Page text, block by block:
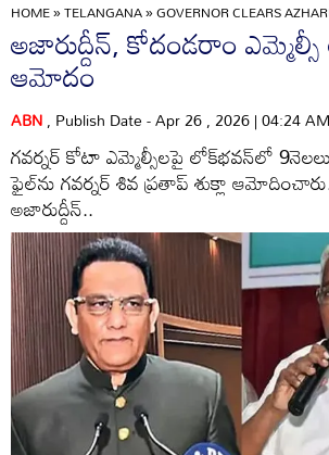
HOME»TELANGANA»GOVERNOR CLEARS
అజారుద్దీన్‌, కోదండరాం ఎమ్మెల్సీ
ఆమోదం
ABN, Publish Date - Apr 26 , 2026 | 04:24 AM
గవర్నర్‌ కోటా ఎమ్మెల్సీలపై లోక్‌భవన్‌లో
ఫైల్‌ను గవర్నర్‌ శివ ప్రతాప్‌ శుక్లా
అజారుద్దీన్‌..